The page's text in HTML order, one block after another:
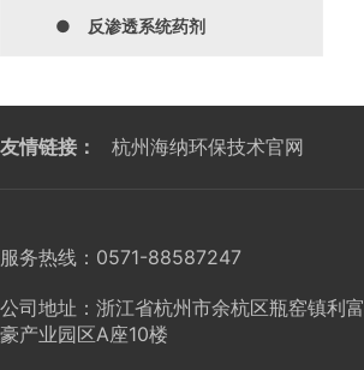
● 反渗透系统药剂
友情链接： 杭州海纳环保技术官网
服务热线：0571-88587247
公司地址：浙江省杭州市余杭区瓶窑镇利富
豪产业园区A座10楼